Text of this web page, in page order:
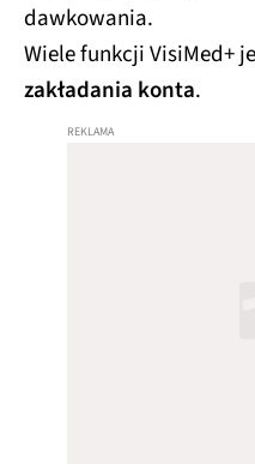
dawkowania.
Wiele funkcji VisiMed+
zakładania konta.